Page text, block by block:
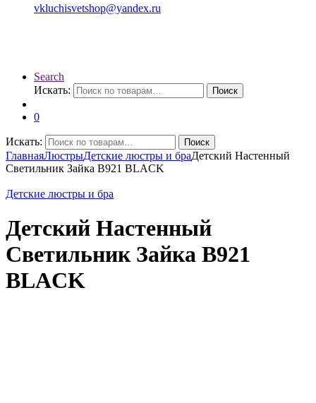
vkluchisvetshop@yandex.ru
Search
Искать:
Поиск
0
Искать: Поиск
ГлавнаяЛюстрыДетские люстры и браДетский Настенный
Светильник Зайка B921 BLACK
Детские люстры и бра
Детский Настенный
Светильник Зайка B921
BLACK